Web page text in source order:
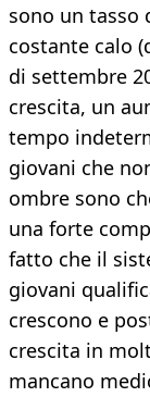
sono un tasso
costante calo
di settembre
crescita, un
tempo
giovani che
ombre sono
una forte
fatto che il
giovani
crescono e
crescita in
mancano